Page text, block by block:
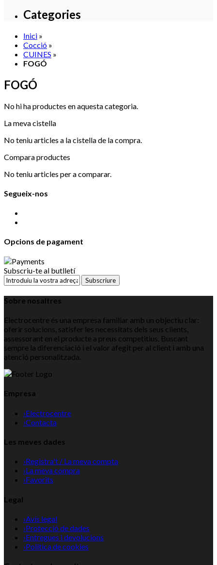
Categories
Inici »
Cocció »
CUINES »
FOGÓ
FOGÓ
No hi ha productes en aquesta categoria.
La meva cistella
No teniu articles a la cistella de la compra.
Compara productes
No teniu articles per a comparar.
Segueix-nos
Opcions de pagament
Subscriu-te al butlletí
Subscriure
Sobre nosaltres
Electrocentre és una empresa familiar amb un objectiu clar:
oferir solucions, satisfer les necessitats dels seus clients,
assessorant en el producte a preus competitius. Buscant
sempre la diferenciació i el valor afegit per al client i amb una
atenció personalitzada.
Empresa
›Electrocentre
›Contacta
Les meves dades
›Registra't / La meva compta
›La meva compra
›Favorits
Legal
›Avís legal
›Protecció de dades
›Entregues i devolucions
›Política de cookies